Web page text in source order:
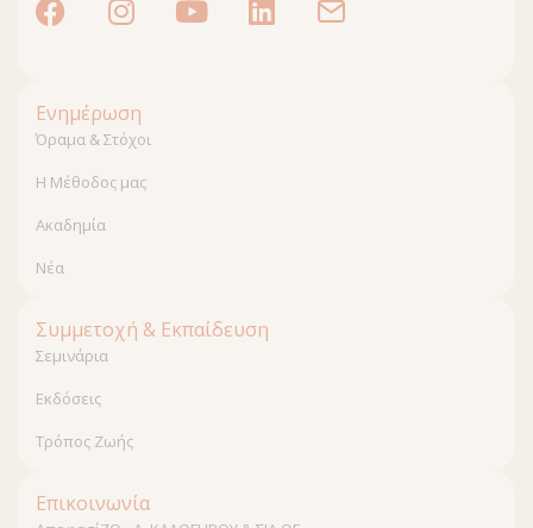
Ενημέρωση
Όραμα & Στόχοι
Η Μέθοδος μας
Ακαδημία
Νέα
Συμμετοχή & Εκπαίδευση
Σεμινάρια
Εκδόσεις
Τρόπος Ζωής
Επικοινωνία